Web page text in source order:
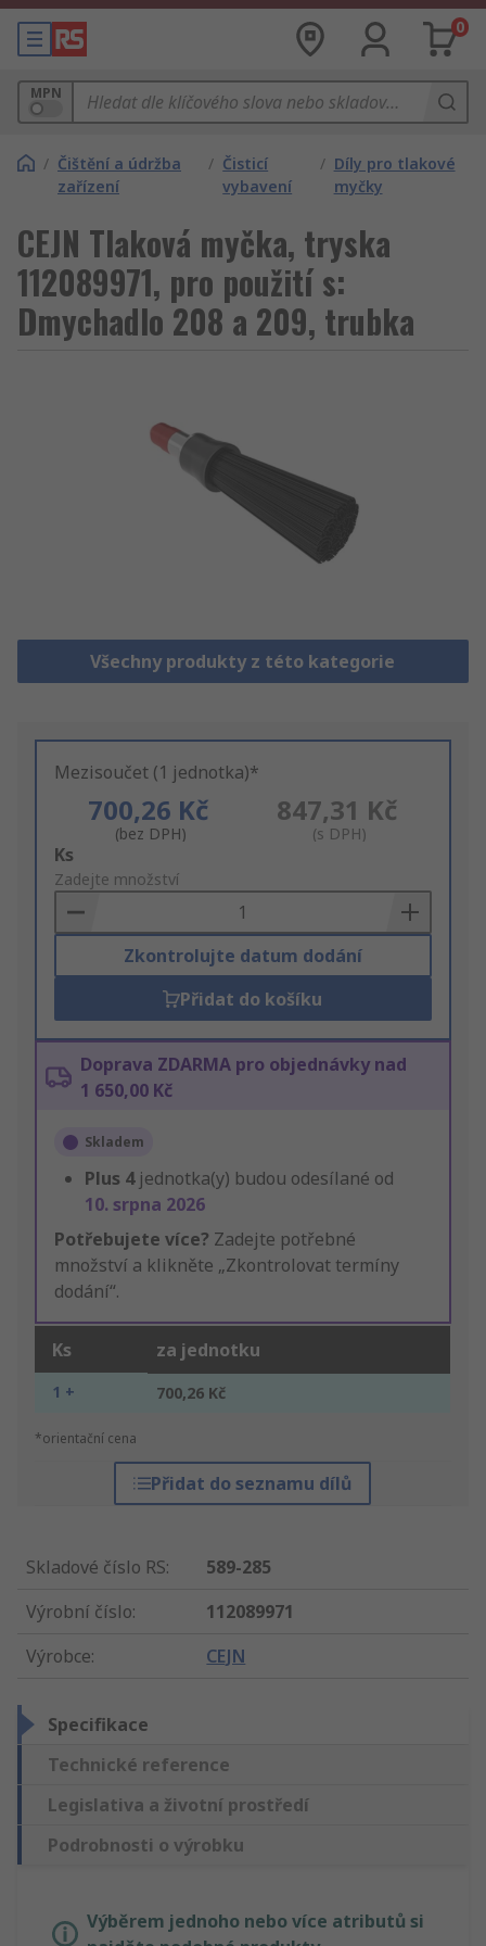
0
MPN
/ Čištění a údržba
zařízení
/ Čisticí
vybavení
/ Díly pro tlakové
myčky
CEJN Tlaková myčka, tryska
112089971, pro použití s:
Dmychadlo 208 a 209, trubka
Všechny produkty z této kategorie
Mezisoučet (1 jednotka)*
700,26 Kč
(bez DPH)
847,31 Kč
(s DPH)
Add
to
Basket
Ks
Zadejte množství
Zkontrolujte datum dodání
Přidat do košíku
Doprava ZDARMA pro objednávky nad
1 650,00 Kč
Skladem
Plus 4 jednotka(y) budou odesílané od
10. srpna 2026
Potřebujete více? Zadejte potřebné
množství a klikněte „Zkontrolovat termíny
dodání“.
Ks za jednotku
1 + 700,26 Kč
*orientační cena
Přidat do seznamu dílů
Skladové číslo RS:
589-285
Výrobní číslo:
112089971
Výrobce: CEJN
Specifikace
Technické reference
Legislativa a životní prostředí
Podrobnosti o výrobku
Výběrem jednoho nebo více atributů si